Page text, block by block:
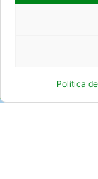
Política